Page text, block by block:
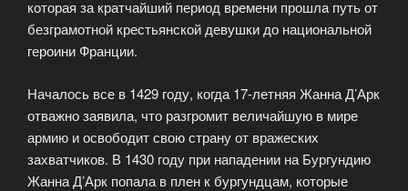
которая за кратчайший период времени прошла путь от
безграмотной крестьянской девушки до национальной
героини Франции.
Началось все в 1429 году, когда 17-летняя Жанна Д’Арк
отважно заявила, что разгромит величайшую в мире
армию и освободит свою страну от вражеских
захватчиков. В 1430 году при нападении на Бургундию
Жанна Д’Арк попала в плен к бургундцам, которые